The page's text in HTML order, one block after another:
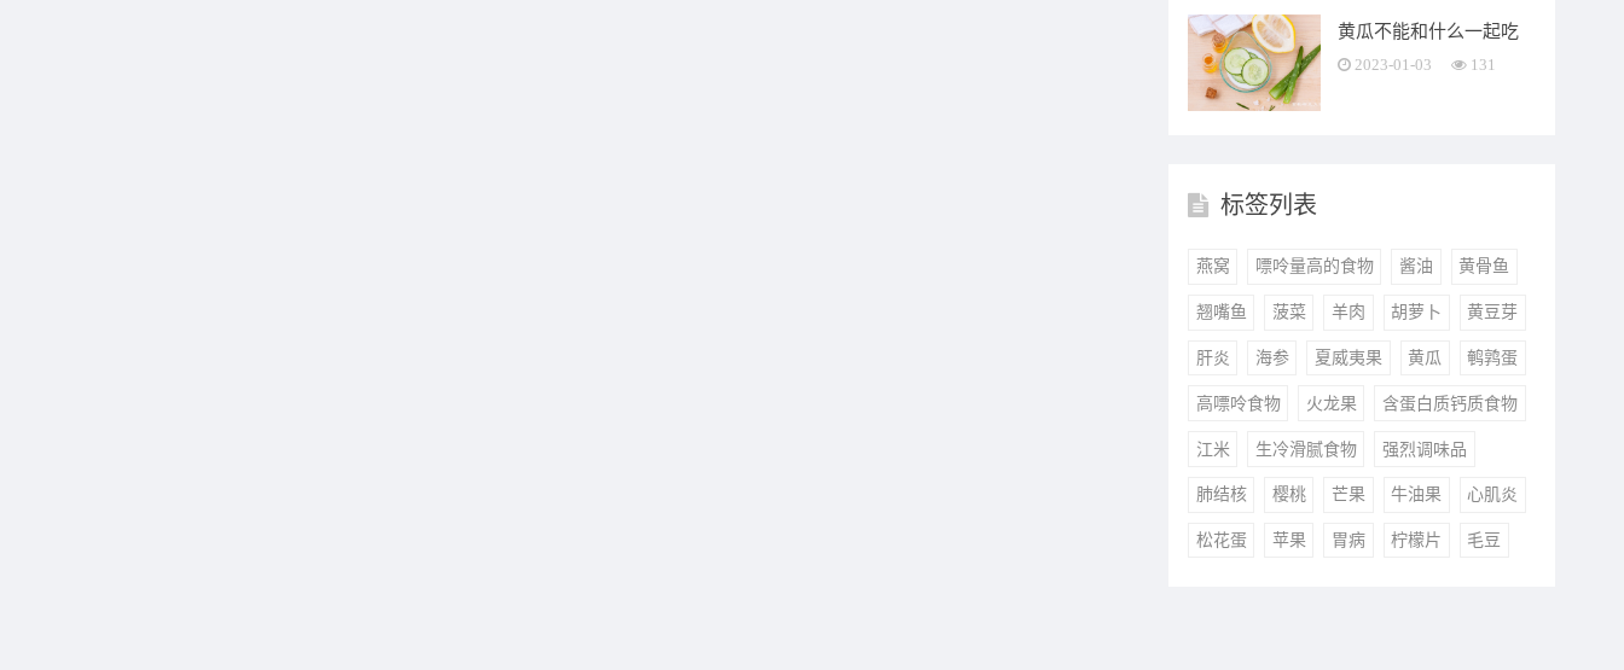
黄瓜不能和什么一起吃
2023-01-03 131
标签列表
燕窝 嘌呤量高的食物 酱油 黄骨鱼
翘嘴鱼 菠菜 羊肉 胡萝卜 黄豆芽
肝炎 海参 夏威夷果 黄瓜 鹌鹑蛋
高嘌呤食物 火龙果 含蛋白质钙质食物
江米 生冷滑腻食物 强烈调味品
肺结核 樱桃 芒果 牛油果 心肌炎
松花蛋 苹果 胃病 柠檬片 毛豆